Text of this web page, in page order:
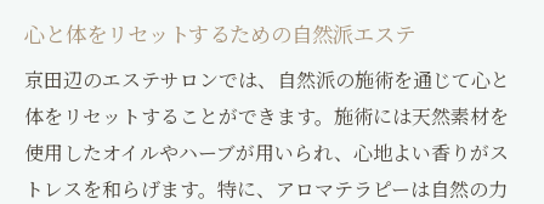
心と体をリセットするための自然派エステ
京田辺のエステサロンでは、自然派の施術を通じて心と
体をリセットすることができます。施術には天然素材を
使用したオイルやハーブが用いられ、心地よい香りがス
トレスを和らげます。特に、アロマテラピーは自然の力